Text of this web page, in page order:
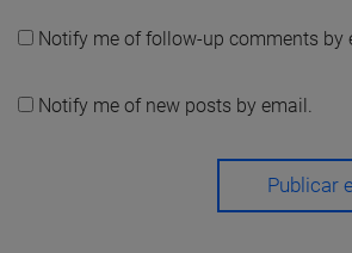
Notify me of follow-up comments by
Notify me of new posts by email.